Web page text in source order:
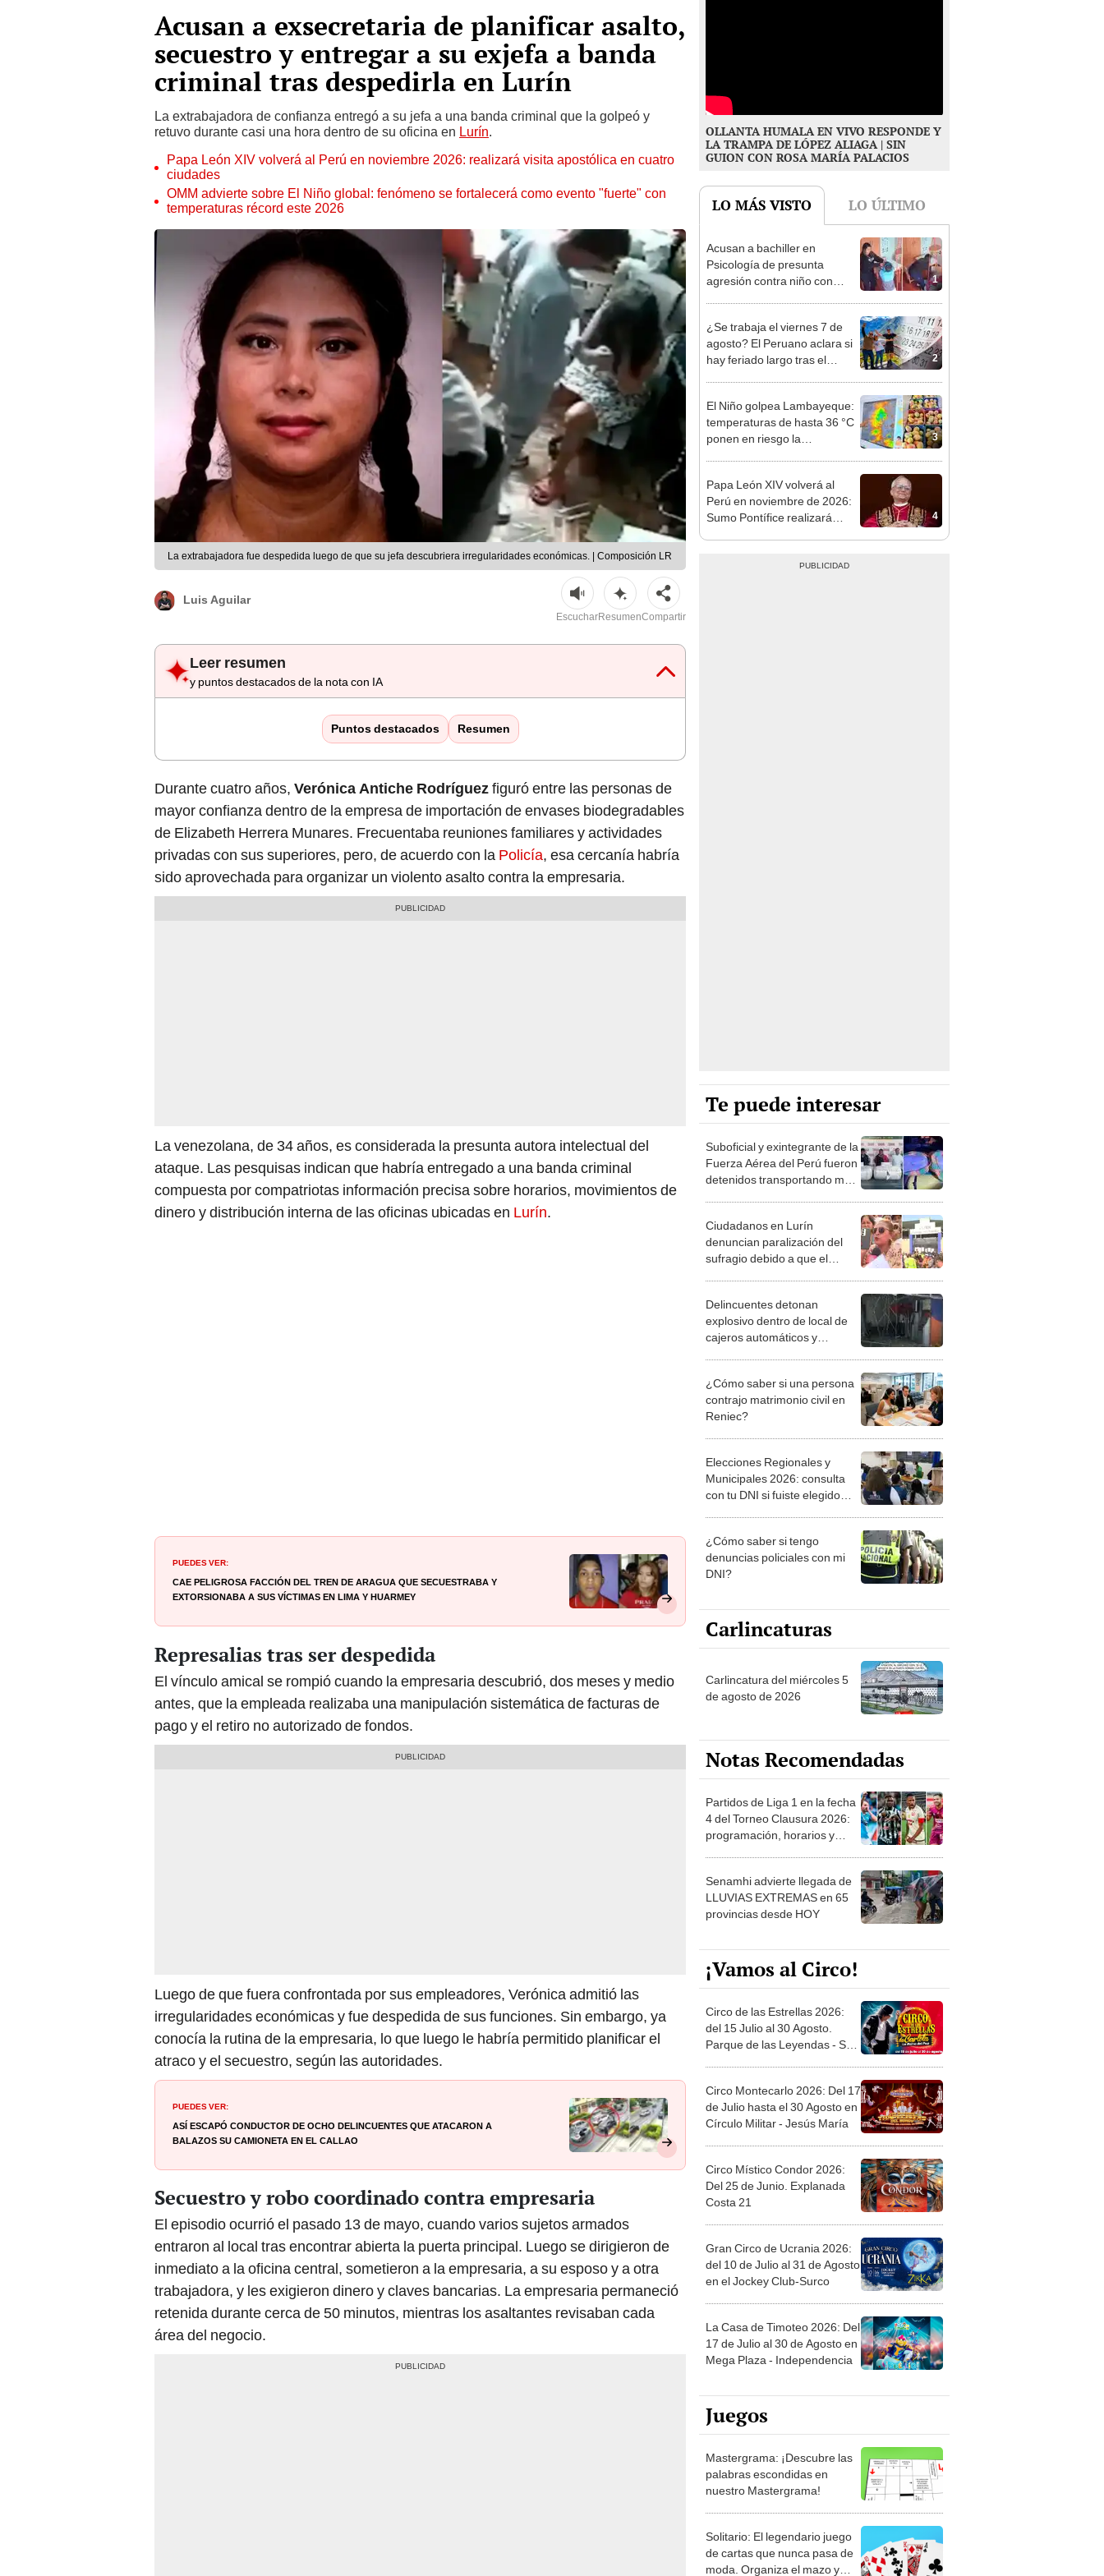
Acusan a exsecretaria de planificar asalto,
secuestro y entregar a su exjefa a banda
criminal tras despedirla en Lurín
La extrabajadora de confianza entregó a su jefa a una banda criminal que la golpeó y
retuvo durante casi una hora dentro de su oficina en Lurín.
Papa León XIV volverá al Perú en noviembre 2026: realizará visita apostólica en cuatro
ciudades
OMM advierte sobre El Niño global: fenómeno se fortalecerá como evento "fuerte" con
temperaturas récord este 2026
La extrabajadora fue despedida luego de que su jefa descubriera irregularidades económicas. | Composición LR
Luis Aguilar
EscucharResumenCompartir
Leer resumen
y puntos destacados de la nota con IA
Puntos destacados Resumen
Durante cuatro años, Verónica Antiche Rodríguezfiguró entre las personas de
mayor confianza dentro de la empresa de importación de envases biodegradables
de Elizabeth Herrera Munares. Frecuentaba reuniones familiares y actividades
privadas con sus superiores, pero, de acuerdo con la Policía, esa cercanía habría
sido aprovechada para organizar un violento asalto contra la empresaria.
La venezolana, de 34 años, es considerada la presunta autora intelectual del
ataque. Las pesquisas indican que habría entregado a una banda criminal
compuesta por compatriotas información precisa sobre horarios, movimientos de
dinero y distribución interna de las oficinas ubicadas en Lurín.
PUEDES VER:
Cae peligrosa facción del Tren de Aragua que secuestraba y
extorsionaba a sus víctimas en Lima y Huarmey
Represalias tras ser despedida
El vínculo amical se rompió cuando la empresaria descubrió, dos meses y medio
antes, que la empleada realizaba una manipulación sistemática de facturas de
pago y el retiro no autorizado de fondos.
Luego de que fuera confrontada por sus empleadores, Verónica admitió las
irregularidades económicas y fue despedida de sus funciones. Sin embargo, ya
conocía la rutina de la empresaria, lo que luego le habría permitido planificar el
atraco y el secuestro, según las autoridades.
PUEDES VER:
Así escapó conductor de ocho delincuentes que atacaron a
balazos su camioneta en el Callao
Secuestro y robo coordinado contra empresaria
El episodio ocurrió el pasado 13 de mayo, cuando varios sujetos armados
entraron al local tras encontrar abierta la puerta principal. Luego se dirigieron de
inmediato a la oficina central, sometieron a la empresaria, a su esposo y a otra
trabajadora, y les exigieron dinero y claves bancarias. La empresaria permaneció
retenida durante cerca de 50 minutos, mientras los asaltantes revisaban cada
área del negocio.
OLLANTA HUMALA EN VIVO RESPONDE Y
LA TRAMPA DE LÓPEZ ALIAGA | SIN
GUION CON ROSA MARÍA PALACIOS
LO MÁS VISTO LO ÚLTIMO
1
Acusan a bachiller en
Psicología de presunta
agresión contra niño con
2
¿Se trabaja el viernes 7 de
agosto? El Peruano aclara si
hay feriado largo tras el
3
El Niño golpea Lambayeque:
temperaturas de hasta 36 °C
ponen en riesgo la
4
Papa León XIV volverá al
Perú en noviembre de 2026:
Sumo Pontífice realizará
Te puede interesar
Suboficial y exintegrante de la
Fuerza Aérea del Perú fueron
detenidos transportando más
Ciudadanos en Lurín
denuncian paralización del
sufragio debido a que el
Delincuentes detonan
explosivo dentro de local de
cajeros automáticos y
¿Cómo saber si una persona
contrajo matrimonio civil en
Reniec?
Elecciones Regionales y
Municipales 2026: consulta
con tu DNI si fuiste elegido
la ONPE
¿Cómo saber si tengo
denuncias policiales con mi
DNI?
Carlincaturas
Carlincatura del miércoles 5
de agosto de 2026
Notas Recomendadas
Partidos de Liga 1 en la fecha
4 del Torneo Clausura 2026:
programación, horarios y
Senamhi advierte llegada de
LLUVIAS EXTREMAS en 65
provincias desde HOY
¡Vamos al Circo!
Circo de las Estrellas 2026:
del 15 Julio al 30 Agosto.
Parque de las Leyendas - San
Circo Montecarlo 2026: Del 17
de Julio hasta el 30 Agosto en
Círculo Militar - Jesús María
Circo Místico Condor 2026:
Del 25 de Junio. Explanada
Costa 21
Gran Circo de Ucrania 2026:
del 10 de Julio al 31 de Agosto
en el Jockey Club-Surco
La Casa de Timoteo 2026: Del
17 de Julio al 30 de Agosto en
Mega Plaza - Independencia
Juegos
Mastergrama: ¡Descubre las
palabras escondidas en
nuestro Mastergrama!
Solitario: El legendario juego
de cartas que nunca pasa de
moda. Organiza el mazo y